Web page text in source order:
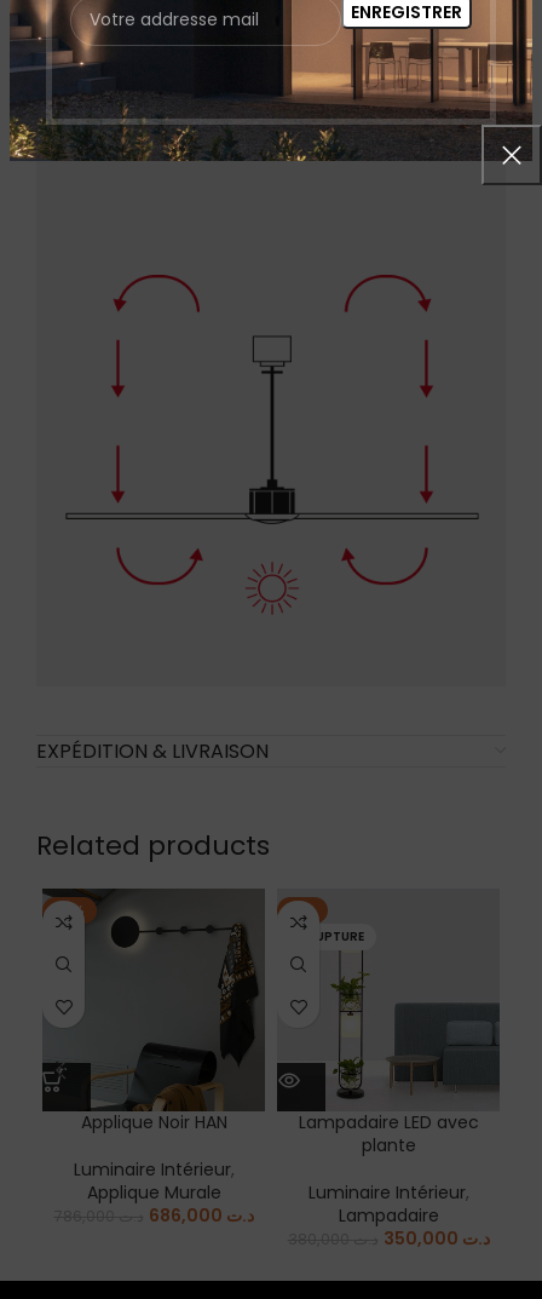
EXPÉDITION & LIVRAISON
Related products
-13%
Applique Noir HAN
Luminaire Intérieur,
Applique Murale
د.ت
-8%
EN RUPTURE
Lampadaire LED avec
plante
Luminaire Intérieur,
Lampadaire
د.ت